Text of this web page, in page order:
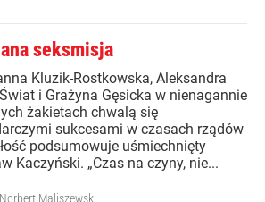
seksmisja
Kluzik-Rostkowska, Aleksandra
i Grażyna Gęsicka w nienagannie
żakietach chwalą się
sukcesami w czasach rządów
podsumowuje uśmiechnięty
Kaczyński. „Czas na czyny, nie...
Norbert Maliszewski